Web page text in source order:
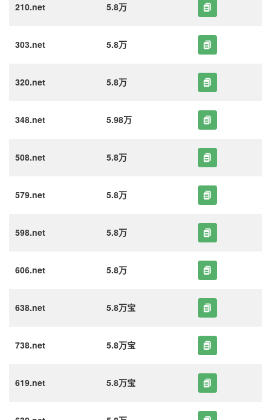
210.net 5.8万
303.net 5.8万
320.net 5.8万
348.net 5.98万
508.net 5.8万
579.net 5.8万
598.net 5.8万
606.net 5.8万
638.net 5.8万宝
738.net 5.8万宝
619.net 5.8万宝